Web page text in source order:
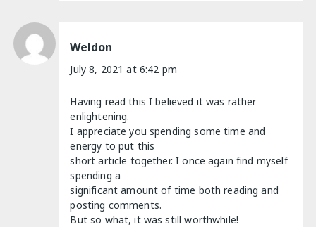
Weldon
July 8, 2021 at 6:42 pm
Having read this I believed it was rather
enlightening.
I appreciate you spending some time and
energy to put this
short article together. I once again find myself
spending a
significant amount of time both reading and
posting comments.
But so what, it was still worthwhile!